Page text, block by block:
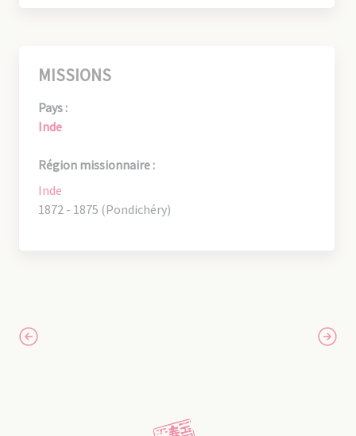
MISSIONS
Pays :
Inde
Région missionnaire :
Inde
1872 - 1875 (Pondichéry)